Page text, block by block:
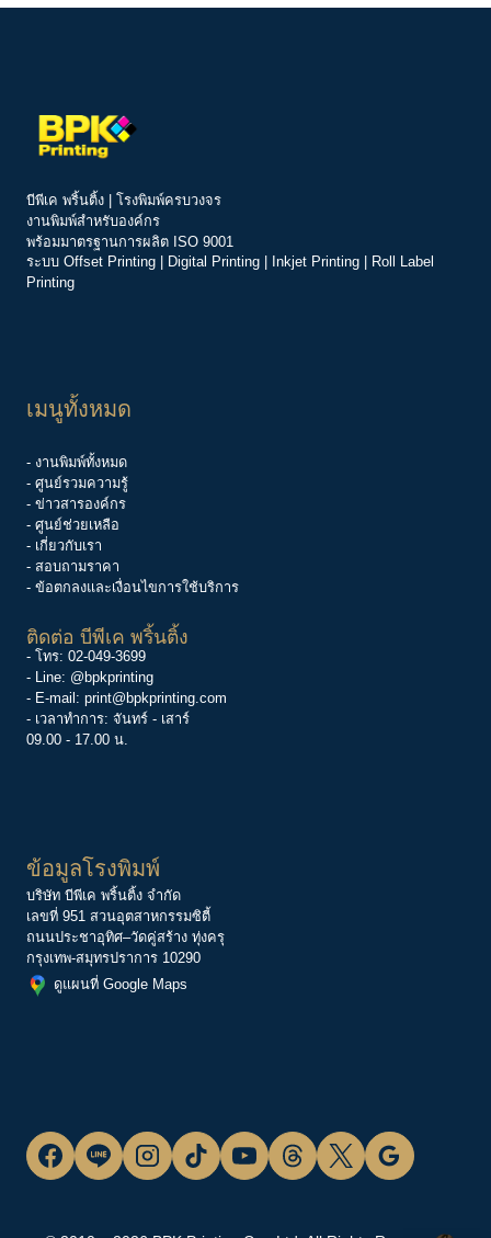
บีพีเค พริ้นติ้ง | โรงพิมพ์ครบวงจร
งานพิมพ์สำหรับองค์กร
พร้อมมาตรฐานการผลิต ISO 9001
ระบบ Offset Printing Digital Printing Inkjet Printing
Roll Label
Printing
เมนูทั้งหมด
- งานพิมพ์ทั้งหมด
- ศูนย์รวมความรู้
- ข่าวสารองค์กร
- ศูนย์ช่วยเหลือ
- เกี่ยวกับเรา
- สอบถามราคา
- ข้อตกลงและเงื่อนไขการใช้บริการ
ติดต่อ บีพีเค พริ้นติ้ง
- โทร: 02-049-3699
- Line: @bpkprinting
- E-mail: print@bpkprinting.com
- เวลาทำการ: จันทร์ - เสาร์
09.00 - 17.00 น.
ข้อมูลโรงพิมพ์
บริษัท บีพีเค พริ้นติ้ง จำกัด
เลขที่ 951 สวนอุตสาหกรรมซิตี้
ถนนประชาอุทิศ–วัดคู่สร้าง ทุ่งครุ
กรุงเทพ-สมุทรปราการ 10290
ดูแผนที่ Google Maps